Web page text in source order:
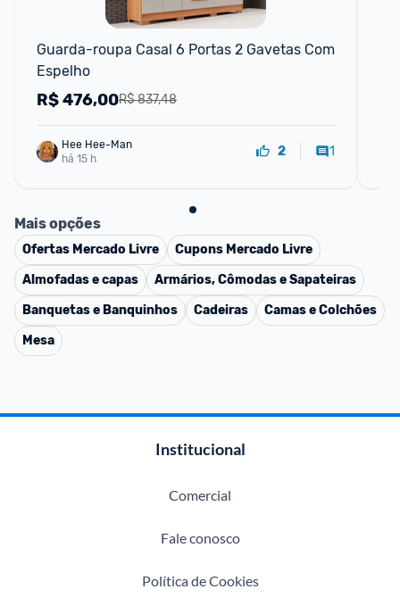
Guarda-roupa Casal 6 Portas 2 Gavetas Com
Espelho
R$ 837,48
R$476,00
Hee Hee-Man
há 15 h
2 1
Mais opções
Ofertas Mercado Livre Cupons Mercado Livre
Almofadas e capas
Armários, Cômodas e Sapateiras
Banquetas e Banquinhos
Cadeiras
Camas e Colchões
Mesa
Institucional
Comercial
Fale conosco
Política de Cookies